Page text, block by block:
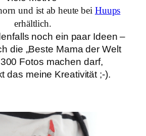
und ist ab heute bei Huups
erhältlich.
noch ein paar Ideen –
die „Beste Mama der Welt
300 Fotos machen darf,
das meine Kreativität ;-).